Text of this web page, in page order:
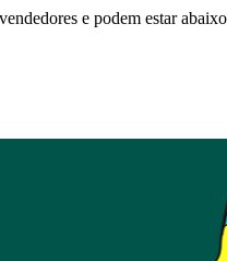
e podem estar